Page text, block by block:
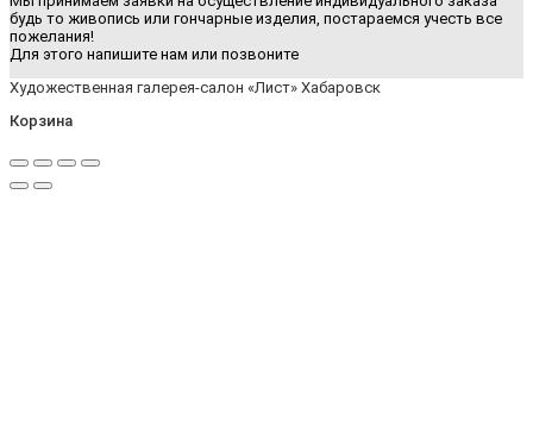
будь то живопись или гончарные изделия, постараемся учесть все
пожелания!
Для этого напишите нам или позвоните
Художественная галерея-салон «Лист» Хабаровск
Корзина